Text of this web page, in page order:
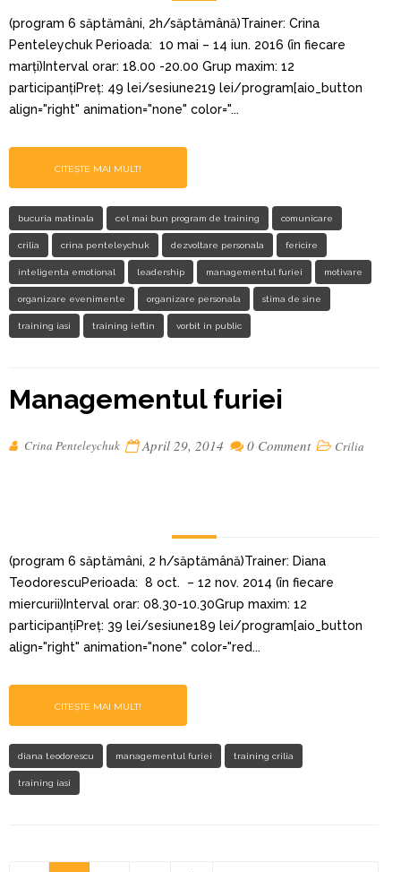
(program 6 săptămâni, 2h/săptămână)Trainer: Crina
Penteleychuk Perioada: 10 mai – 14 iun. 2016 (în fiecare
marți)Interval orar: 18.00 -20.00 Grup maxim: 12
participanțiPreț: 49 lei/sesiune219 lei/program[aio_button
align="right" animation="none" color="...
CITEȘTE MAI MULT!
bucuria matinala cel mai bun program de training comunicare
crilia crina penteleychuk dezvoltare personala fericire
inteligenta emotional leadership managementul furiei motivare
organizare evenimente organizare personala stima de sine
training iasi training ieftin vorbit in public
Managementul furiei
Crina Penteleychuk April 29, 2014 0 Comment Crilia
(program 6 săptămâni, 2 h/săptămână)Trainer: Diana
TeodorescuPerioada: 8 oct. – 12 nov. 2014 (în fiecare
miercurii)Interval orar: 08.30-10.30Grup maxim: 12
participanțiPreț: 39 lei/sesiune189 lei/program[aio_button
align="right" animation="none" color="red...
CITEȘTE MAI MULT!
diana teodorescu managementul furiei training crilia
training iasi